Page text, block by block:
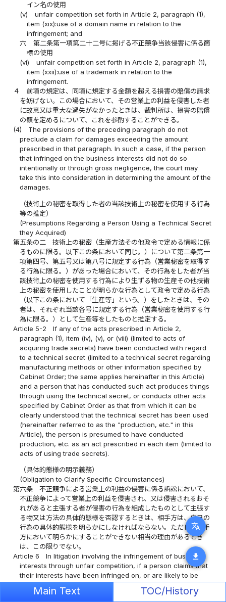
translate
download
イン名の使用
(v)
unfair competition set forth in Article 2, paragraph (1),
item (xix):use of a domain name in relation to the
infringement; and
六
第二条第一項第二十二号に掲げる不正競争当該侵害に係る商
標の使用
(vi)
unfair competition set forth in Article 2, paragraph (1),
item (xxii):use of a trademark in relation to the
infringement.
４
前項の規定は、同項に規定する金額を超える損害の賠償の請求
を妨げない。この場合において、その営業上の利益を侵害した者
に故意又は重大な過失がなかったときは、裁判所は、損害の賠償
の額を定めるについて、これを参酌することができる。
(4)
The provisions of the preceding paragraph do not
preclude a claim for damages exceeding the amount
prescribed in that paragraph. In such a case, if the person
that infringed on the business interests did not do so
intentionally or through gross negligence, the court may
take this into consideration in determining the amount of the
damages.
（技術上の秘密を取得した者の当該技術上の秘密を使用する行為
等の推定）
(Presumptions Regarding a Person Using a Technical Secret
they Acquired)
第五条の二
技術上の秘密（生産方法その他政令で定める情報に係
るものに限る。以下この条において同じ。）について第二条第一
項第四号、第五号又は第八号に規定する行為（営業秘密を取得す
る行為に限る。）があった場合において、その行為をした者が当
該技術上の秘密を使用する行為により生ずる物の生産その他技術
上の秘密を使用したことが明らかな行為として政令で定める行為
（以下この条において「生産等」という。）をしたときは、その
者は、それぞれ当該各号に規定する行為（営業秘密を使用する行
為に限る。）として生産等をしたものと推定する。
Article 5-2
If any of the acts prescribed in Article 2,
paragraph (1), item (iv), (v), or (viii) (limited to acts of
acquiring trade secrets) have been conducted with regard
to a technical secret (limited to a technical secret regarding
manufacturing methods or other information specified by
Cabinet Order; the same applies hereinafter in this Article)
and a person that has conducted such act produces things
through using the technical secret, or conducts other acts
specified by Cabinet Order as that from which it can be
clearly understood that the technical secret has been used
(hereinafter referred to as the "production, etc." in this
Article), the person is presumed to have conducted
production, etc. as an act prescribed in each item (limited to
acts of using trade secrets).
（具体的態様の明示義務）
(Obligation to Clarify Specific Circumstances)
第六条
不正競争による営業上の利益の侵害に係る訴訟において、
不正競争によって営業上の利益を侵害され、又は侵害されるおそ
れがあると主張する者が侵害の行為を組成したものとして主張す
る物又は方法の具体的態様を否認するときは、相手方は、自己の
行為の具体的態様を明らかにしなければならない。ただし、相手
方において明らかにすることができない相当の理由があるとき
は、この限りでない。
Article 6
In litigation involving the infringement of business
interests through unfair competition, if a person claims that
their interests have been infringed on, or are likely to be
infringed on through unfair competition; and if the opponent
denies the specific circumstances surrounding the things or
Main Text TOC/History